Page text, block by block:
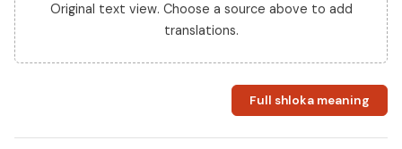
Original text view. Choose a source above to add
translations.
Full shloka meaning